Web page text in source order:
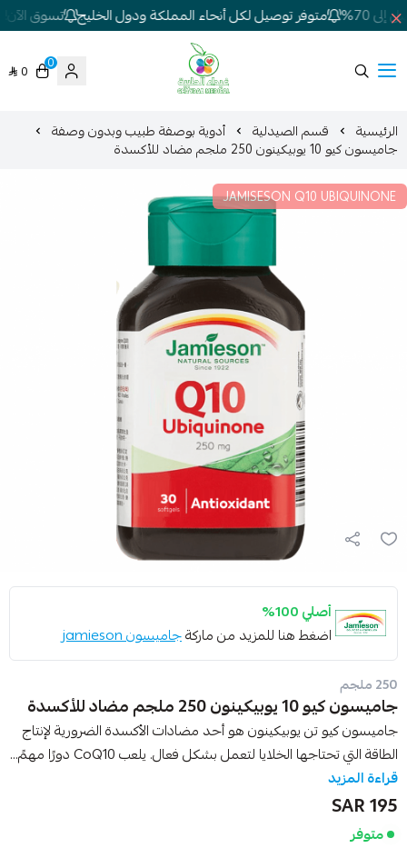
70% متوفر توصيل لكل أنحاء المملكة ودول الخليج تسوق الآن!
شركة غيداء المتطورة الطبية
0
0
الرئيسية قسم الصيدلية أدوية بوصفة طبيب وبدون وصفة
جاميسون كيو 10 يوبيكينون 250 ملجم مضاد للأكسدة
JAMISESON Q10 UBIQUINONE
أصلي 100%
اضغط هنا للمزيد من ماركةجاميسون jamieson
250 ملجم
جاميسون كيو 10 يوبيكينون 250 ملجم مضاد للأكسدة
جاميسون كيو تن يوبيكينون هو أحد مضادات الأكسدة الضرورية لإنتاج
الطاقة التي تحتاجها الخلايا لتعمل بشكل فعال. يلعب CoQ10 دورًا مهمً...
قراءة المزيد
195 SAR
متوفر